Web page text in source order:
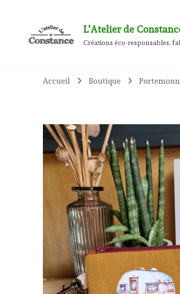
L'Atelier de
Créations éco-responsables,
Accueil Boutique